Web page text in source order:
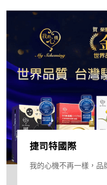
捷司特國際
我的心機不再一樣，品